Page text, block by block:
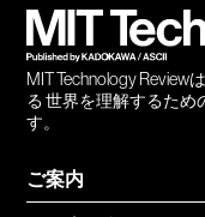
MIT Technology
る 世界を理解するため
す。
ご案内